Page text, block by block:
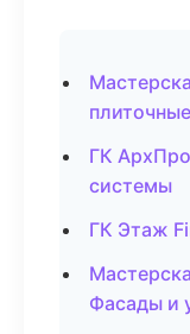
ГК
системы
ГК Этаж
Фасады и